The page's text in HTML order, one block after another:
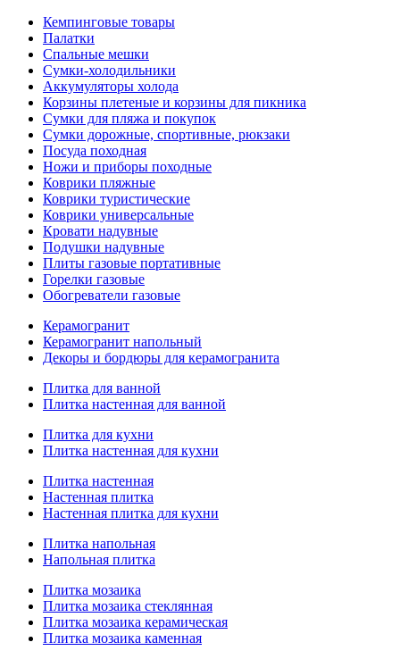
Кемпинговые товары
Палатки
Спальные мешки
Сумки-холодильники
Аккумуляторы холода
Корзины плетеные и корзины для пикника
Сумки для пляжа и покупок
Сумки дорожные, спортивные, рюкзаки
Посуда походная
Ножи и приборы походные
Коврики пляжные
Коврики туристические
Коврики универсальные
Кровати надувные
Подушки надувные
Плиты газовые портативные
Горелки газовые
Обогреватели газовые
Керамогранит
Керамогранит напольный
Декоры и бордюры для керамогранита
Плитка для ванной
Плитка настенная для ванной
Плитка для кухни
Плитка настенная для кухни
Плитка настенная
Настенная плитка
Настенная плитка для кухни
Плитка напольная
Напольная плитка
Плитка мозаика
Плитка мозаика стеклянная
Плитка мозаика керамическая
Плитка мозаика каменная